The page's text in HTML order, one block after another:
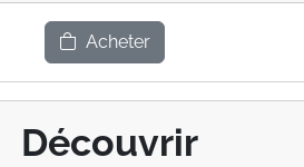
Acheter
Découvrir